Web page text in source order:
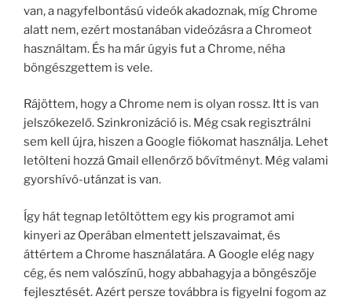
van, a nagyfelbontású videók akadoznak, míg Chrome
alatt nem, ezért mostanában videózásra a Chromeot
használtam. És ha már úgyis fut a Chrome, néha
böngészgettem is vele.
Rájöttem, hogy a Chrome nem is olyan rossz. Itt is van
jelszókezelő. Szinkronizáció is. Még csak regisztrálni
sem kell újra, hiszen a Google fiókomat használja. Lehet
letölteni hozzá Gmail ellenőrző bővítményt. Még valami
gyorshívó-utánzat is van.
Így hát tegnap letöltöttem egy kis programot ami
kinyeri az Operában elmentett jelszavaimat, és
áttértem a Chrome használatára. A Google elég nagy
cég, és nem valószínű, hogy abbahagyja a böngészője
fejlesztését. Azért persze továbbra is figyelni fogom az